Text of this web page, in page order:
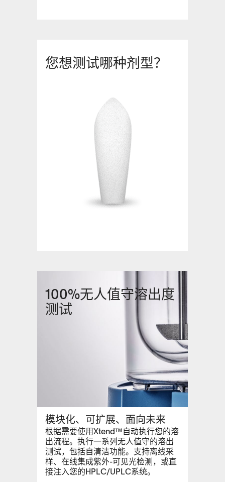
您想测试哪种剂型？
100%无人值守溶出度
测试
模块化、可扩展、面向未来
根据需要使用Xtend™自动执行您的溶
出流程。执行一系列无人值守的溶出
测试，包括自清洁功能。支持离线采
样、在线集成紫外-可见光检测，或直
接注入您的HPLC/UPLC系统。